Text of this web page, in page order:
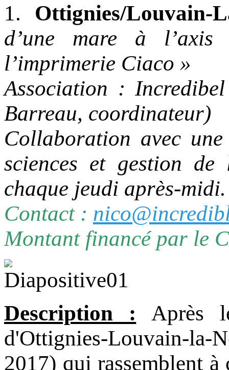
1. Ottignies/Louvain-
d’une mare à l’axis
l’imprimerie Ciaco »
Association :
Barreau, coordinateur)
Collaboration avec
sciences et gestion de
chaque jeudi après-midi.
Contact :
Montant financé par le
Description : Après
d'Ottignies-Louvain-la-
2017) qui rassemblent